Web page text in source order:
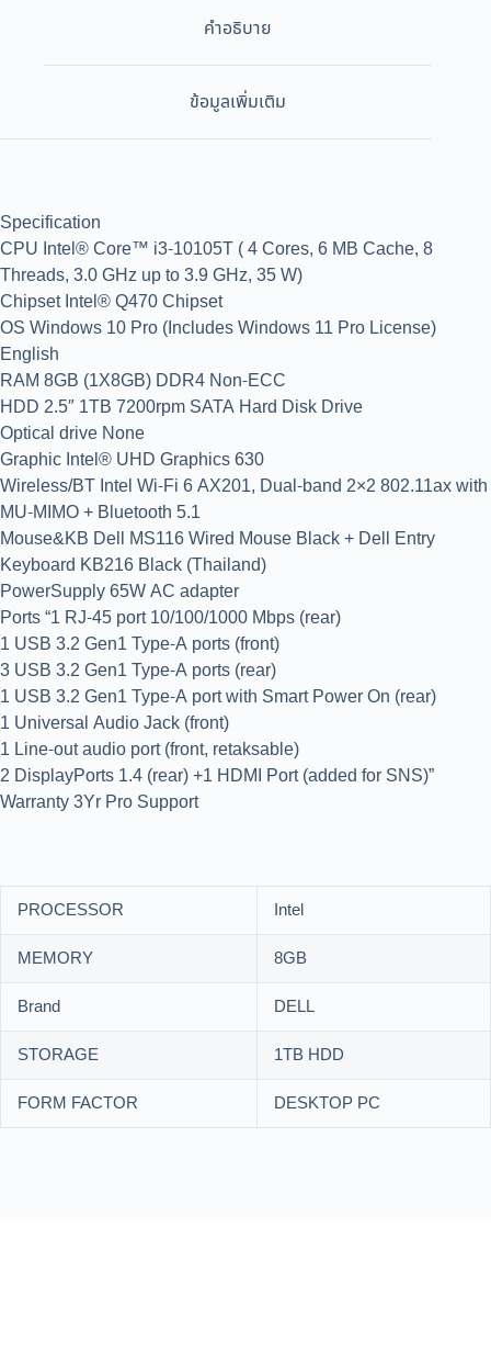
คำอธิบาย
ข้อมูลเพิ่มเติม
Specification
CPU Intel® Core™ i3-10105T ( 4 Cores, 6 MB Cache, 8
Threads, 3.0 GHz up to 3.9 GHz, 35 W)
Chipset Intel® Q470 Chipset
OS Windows 10 Pro (Includes Windows 11 Pro License)
English
RAM 8GB (1X8GB) DDR4 Non-ECC
HDD 2.5″ 1TB 7200rpm SATA Hard Disk Drive
Optical drive None
Graphic Intel® UHD Graphics 630
Wireless/BT Intel Wi-Fi 6 AX201, Dual-band 2×2 802.11ax with
MU-MIMO + Bluetooth 5.1
Mouse&KB Dell MS116 Wired Mouse Black + Dell Entry
Keyboard KB216 Black (Thailand)
PowerSupply 65W AC adapter
Ports “1 RJ-45 port 10/100/1000 Mbps (rear)
1 USB 3.2 Gen1 Type-A ports (front)
3 USB 3.2 Gen1 Type-A ports (rear)
1 USB 3.2 Gen1 Type-A port with Smart Power On (rear)
1 Universal Audio Jack (front)
1 Line-out audio port (front, retaksable)
2 DisplayPorts 1.4 (rear) +1 HDMI Port (added for SNS)”
Warranty 3Yr Pro Support
PROCESSOR
Intel
MEMORY
8GB
Brand
DELL
STORAGE
1TB HDD
FORM FACTOR
DESKTOP PC